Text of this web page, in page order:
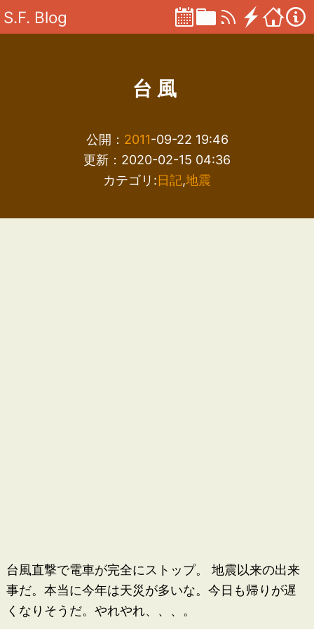
S.F. Blog
台風
公開： 2011-09-22 19:46
更新：2020-02-15 04:36
カテゴリ:日記,地震
台風直撃で電車が完全にストップ。 地震以来の出来
事だ。本当に今年は天災が多いな。今日も帰りが遅
くなりそうだ。やれやれ、、、。